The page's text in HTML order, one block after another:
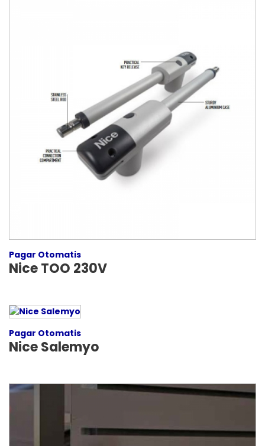
Pagar Otomatis
Nice TOO 230V
Pagar Otomatis
Nice Salemyo